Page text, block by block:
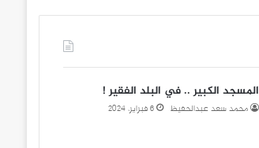
المسجد الكبير .. في البلد الفقير !
محمد سعد عبدالحفيظ 6 فبراير، 2024